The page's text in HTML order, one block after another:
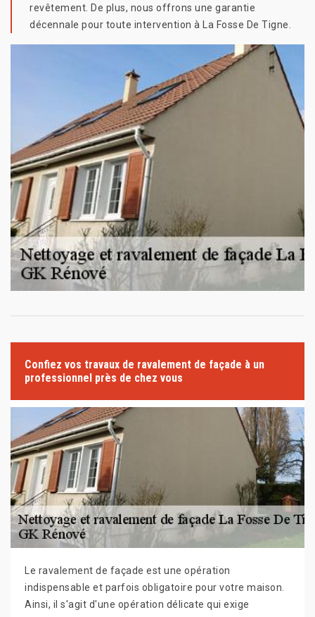
revêtement. De plus, nous offrons une garantie
décennale pour toute intervention à La Fosse De Tigne.
Confiez vos travaux de ravalement de façade à un
professionnel près de chez vous
Le ravalement de façade est une opération
indispensable et parfois obligatoire pour votre maison.
Ainsi, il s'agit d'une opération délicate qui exige